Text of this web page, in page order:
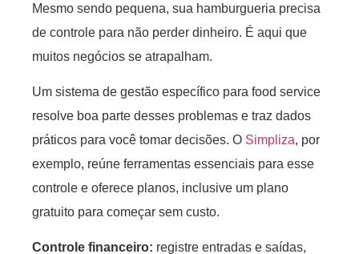
Mesmo sendo pequena, sua hamburgueria precisa
de controle para não perder dinheiro. É aqui que
muitos negócios se atrapalham.
Um sistema de gestão específico para food service
resolve boa parte desses problemas e traz dados
práticos para você tomar decisões. O Simpliza, por
exemplo, reúne ferramentas essenciais para esse
controle e oferece planos, inclusive um plano
gratuito para começar sem custo.
Controle financeiro: registre entradas e saídas,